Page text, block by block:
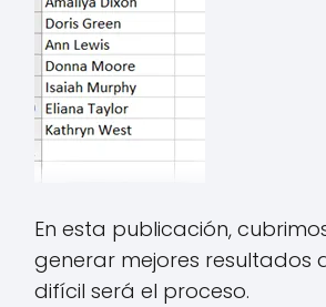
En esta publicación,
generar mejores resultados
difícil será el proceso.